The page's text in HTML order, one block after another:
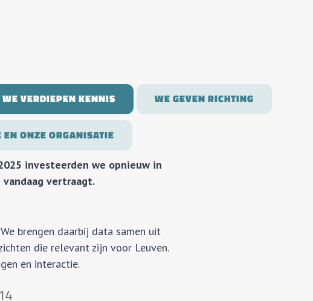
WE VERDIEPEN KENNIS WE GEVEN RICHTING
ONZE ORGANISATIE
investeerden we opnieuw in
vertraagt.
brengen daarbij data samen uit
die relevant zijn voor Leuven.
en interactie.